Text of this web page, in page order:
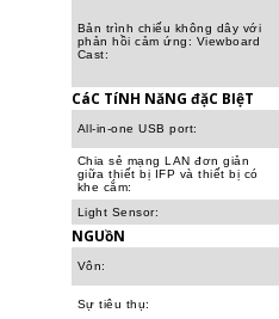
Bản trình chiếu không dây với
phản hồi cảm ứng: Viewboard
Cast:
CáC TíNH NăNG đặC BIệT
All-in-one USB port:
Chia sẻ mạng LAN đơn giản
giữa thiết bị IFP và thiết bị có
khe cắm:
Light Sensor:
NGUồN
Vôn:
Sự tiêu thụ: